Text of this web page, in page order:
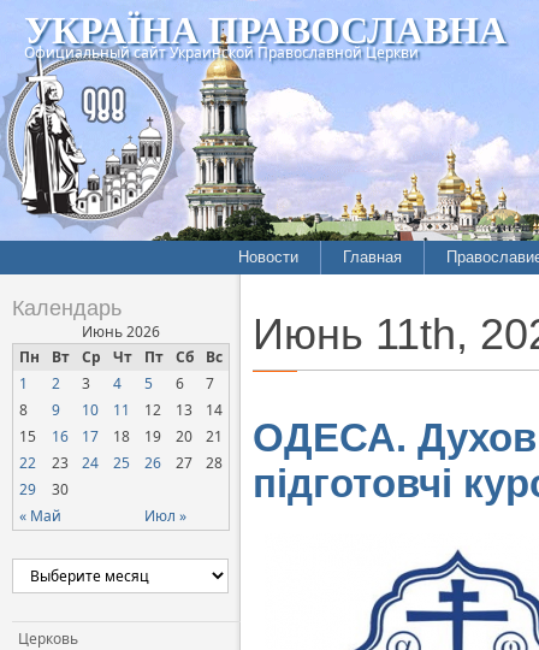
УКРАЇНА ПРАВОСЛАВНА
Официальный сайт Украинской Православной Церкви
Новости
Межконфессиональные
отношения
Официальная хроника
Расколы, ереси, секты
СОЦИАЛЬНОЕ
Церковь и общество
Главная
История
Календарь
Июнь 2026
Пн
Вт Ср Чт Пт Сб Вс
« Май Июл »
1 2 3 4 5 6
7
8
9 10 11 12 13
14
15
16 17 18 19 20
21
22
23 24 25 26 27
28
29
30
Церковь
Июнь 11th,
ОДЕСА.
підготовчі